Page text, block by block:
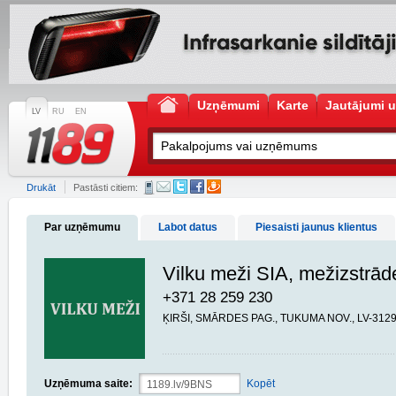
LV RU EN Uzņēmumi Karte Jautājumi
Drukāt Pastāsti citiem:
Par uzņēmumu Labot datus Piesaisti jaunus klientus
Vilku meži SIA,
+371 28 259 230
ĶIRŠI, SMĀRDES PAG., TUKUMA NOV., LV-3129
Uzņēmuma saite: Kopēt